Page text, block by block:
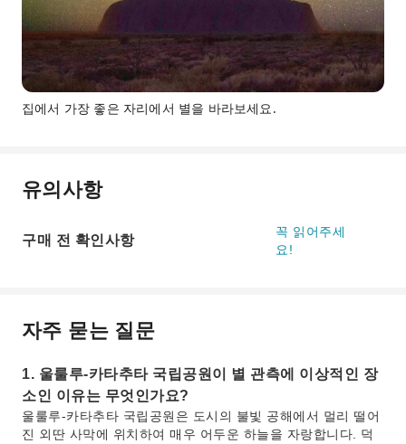
집에서 가장 좋은 자리에서 별을 바라보세요.
유의사항
구매 전 확인사항
꼭 읽어주세
요!
자주 묻는 질문
1. 울룰루-카타추타 국립공원이 별 관측에 이상적인 장
소인 이유는 무엇인가요?
울룰루-카타추타 국립공원은 도시의 불빛 공해에서 멀리 떨어
진 외딴 사막에 위치하여 매우 어두운 하늘을 자랑합니다. 덕